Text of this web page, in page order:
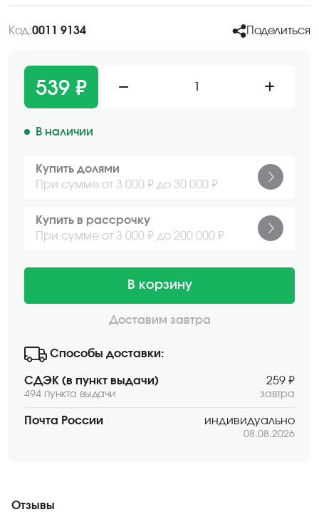
Код:0011 9134 Поделиться
539 ₽
В наличии
Купить долями
При сумме от 3 000 ₽ до 30 000 ₽
Купить в рассрочку
При сумме от 3 000 ₽ до 200 000 ₽
В корзину
Доставим завтра
Способы доставки:
СДЭК (в пункт выдачи)
494 пункта выдачи
259 ₽
завтра
Почта России индивидуально
08.08.2026
Отзывы